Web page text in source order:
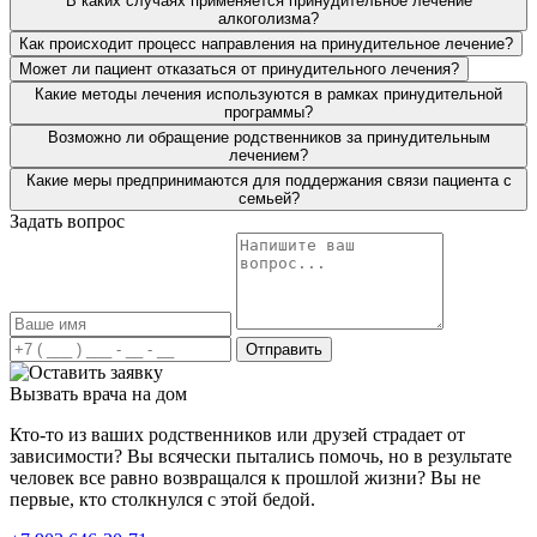
Я привёз мать в вашу клинику больше года назад. От
алкоголя у неё начались проблемы с сосудами, очень
сильно отекало все тело. Мать сразу направили на
это очень важно, чтобы привели в чувство организм.
После курса детоксикации, проводилась работа с
психологом, различные групповые занятия. Благодарен
вашим специалистам за проделанную работу. Все это
время могу наблюдать, как жизнь матери обретает
заново интерес к жизни проснулся.
алкоголизма?
Как происходит процесс направления на принудительное лечение?
Может ли пациент отказаться от принудительного лечения?
Какие методы лечения используются в рамках принудительной
программы?
Возможно ли обращение родственников за принудительным
лечением?
Какие меры предпринимаются для поддержания связи пациента с
семьей?
Задать вопрос
Отправить
Вызвать врача на дом
Кто-то из ваших родственников или друзей страдает от
зависимости? Вы всячески пытались помочь, но в результате
человек все равно возвращался к прошлой жизни? Вы не
первые, кто столкнулся с этой бедой.